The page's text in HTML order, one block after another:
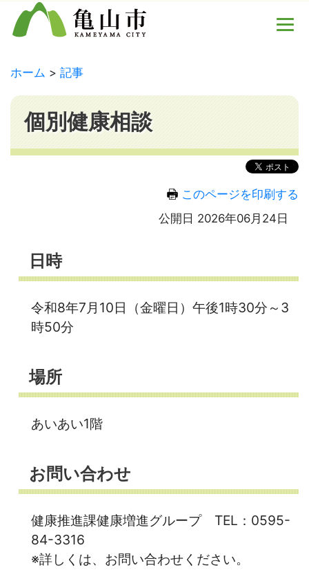
ホーム 記事
個別健康相談
このページを印刷する
公開日 2026年06月24日
日時
令和8年7月10日（金曜日）午後1時30分～3
時50分
場所
あいあい1階
お問い合わせ
健康推進課健康増進グループ TEL：0595-
84-3316
※詳しくは、お問い合わせください。